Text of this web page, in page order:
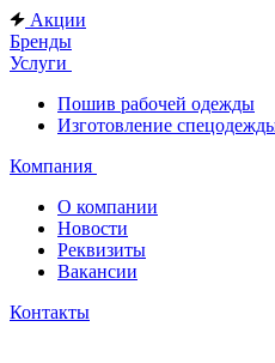
Акции
Бренды
Услуги
Пошив рабочей одежды
Изготовление
Компания
О компании
Новости
Реквизиты
Вакансии
Контакты